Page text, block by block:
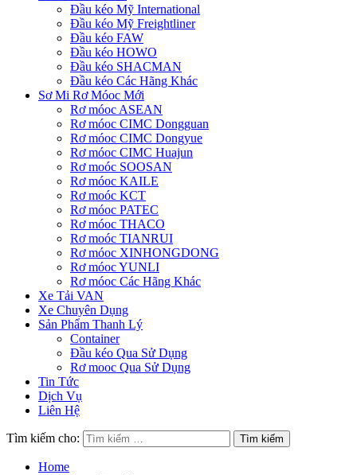
Đầu kéo Mỹ International
Đầu kéo Mỹ Freightliner
Đầu kéo FAW
Đầu kéo HOWO
Đầu kéo SHACMAN
Đầu kéo Các Hãng Khác
Sơ Mi Rơ Móoc Mới
Rơ móoc ASEAN
Rơ móoc CIMC Dongguan
Rơ móoc CIMC Dongyue
Rơ móoc CIMC Huajun
Rơ moóc SOOSAN
Rơ móoc KAILE
Rơ moóc KCT
Rơ móoc PATEC
Rơ móoc THACO
Rơ moóc TIANRUI
Rơ móoc XINHONGDONG
Rơ móoc YUNLI
Rơ móoc Các Hãng Khác
Xe Tải VAN
Xe Chuyên Dụng
Sản Phẩm Thanh Lý
Container
Đầu kéo Qua Sử Dụng
Rơ mooc Qua Sử Dụng
Tin Tức
Dịch Vụ
Liên Hệ
Tìm kiếm cho:
Home